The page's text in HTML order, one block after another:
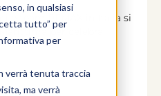
in qualsiasi
tutto” per
per
verrà tenuta traccia
ma verrà
e team REMAX in Italia si
per celebra...